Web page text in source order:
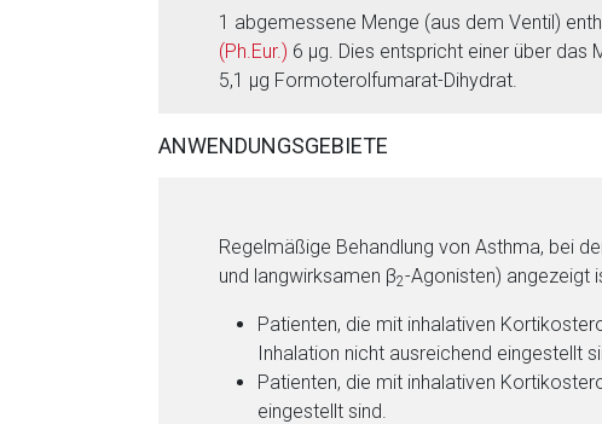
1 abgemessene Menge (aus dem Ventil)
(Ph.Eur.) 6 μg. Dies entspricht einer über
5,1 µg Formoterolfumarat-Dihydrat.
ANWENDUNGSGEBIETE
Regelmäßige Behandlung von Asthma, bei
und langwirksamen β2-Agonisten) angezeigt
Patienten, die mit inhalativen
Inhalation nicht ausreichend eingestellt
Patienten, die mit inhalativen
eingestellt sind.
Der von Ihnen aufgerufene Link öffnet eine externe Web-
Betreiber verantwortlich. Ebenso gelten dort ggf. andere